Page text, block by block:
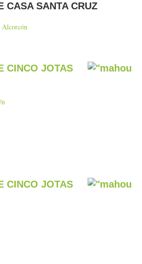
CASA SANTA CRUZ
Alcorcón
CINCO JOTAS
CINCO JOTAS